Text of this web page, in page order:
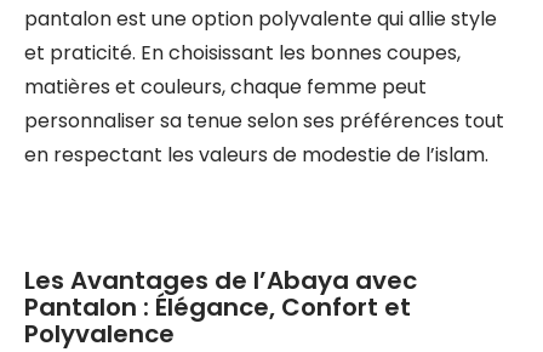
pantalon est une option polyvalente qui allie style
et praticité. En choisissant les bonnes coupes,
matières et couleurs, chaque femme peut
personnaliser sa tenue selon ses préférences tout
en respectant les valeurs de modestie de l’islam.
Les Avantages de l’Abaya avec
Pantalon : Élégance, Confort et
Polyvalence